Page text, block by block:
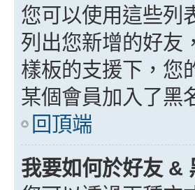
您可以使用這些列
列出您新增的好友
樣板的支援下，您
某個會員加入了黑
回頂端
我要如何於好友 &